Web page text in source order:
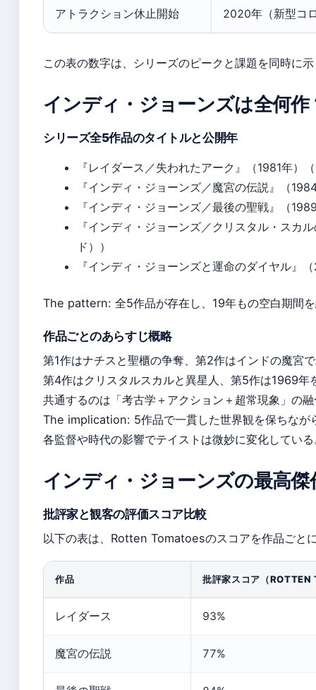
アトラクション休止開始 2020年（新型コ
この表の数字は、シリーズのピークと課題を同時に
インディ・ジョーンズは全何作
シリーズ全5作品のタイトルと公開年
『レイダース／失われたアーク』（1981年）（
『インディ・ジョーンズ／魔宮の伝説』（
『インディ・ジョーンズ／最後の聖戦』（
『インディ・ジョーンズ／クリスタル・スカ
ド））
『インディ・ジョーンズと運命のダイヤル』
The pattern: 全5作品が存在し、19年もの空白期間
作品ごとのあらすじ概略
第1作はナチスと聖櫃の争奪、第2作はインドの魔宮
第4作はクリスタルスカルと異星人、第5作は1969年
共通するのは「考古学＋アクション＋超常現象」の
The implication: 5作品で一貫した世界観を保ちなが
各監督や時代の影響でテイストは微妙に変化してい
インディ・ジョーンズの最高傑
批評家と観客の評価スコア比較
以下の表は、Rotten Tomatoesのスコアを作品ごと
作品 批評家スコア（ROTTEN
レイダース 93%
魔宮の伝説 77%